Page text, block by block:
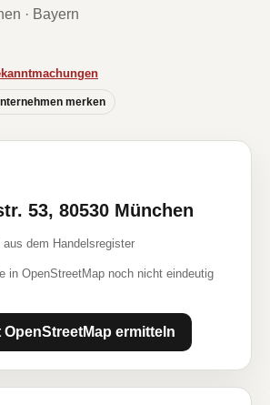
· Bayern
merken
53, 80530 München
dem Handelsregister
in OpenStreetMap noch nicht eindeutig
ermitteln